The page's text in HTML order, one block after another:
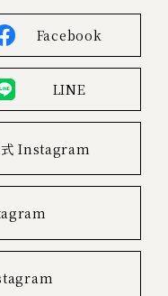
Facebook
LINE
Instagram